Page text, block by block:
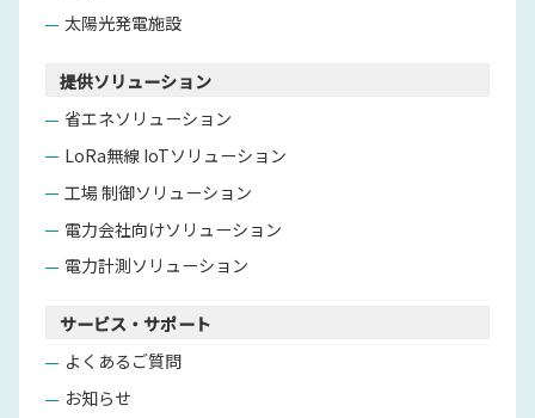
太陽光発電施設
提供ソリューション
省エネソリューション
LoRa無線 IoTソリューション
工場 制御ソリューション
電力会社向けソリューション
電力計測ソリューション
サービス・サポート
よくあるご質問
お知らせ